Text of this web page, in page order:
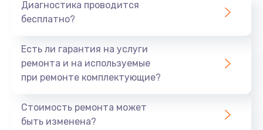
Диагностика проводится
бесплатно?
Есть ли гарантия на услуги
ремонта и на используемые
при ремонте комплектующие?
Стоимость ремонта может
быть изменена?